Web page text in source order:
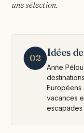
une sélection.
02 Idées
Anne
vacances
escapades